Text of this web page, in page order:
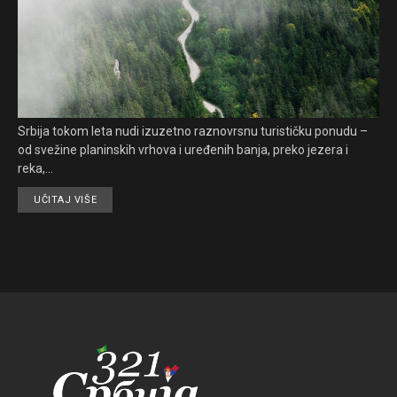
Srbija tokom leta nudi izuzetno raznovrsnu turističku ponudu –
od svežine planinskih vrhova i uređenih banja, preko jezera i
reka,...
UČITAJ VIŠE